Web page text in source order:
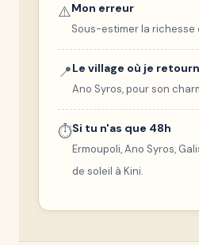
⚠️Mon erreur
Sous-estimer la richesse
📍Le village où je
Ano Syros, pour son
⏱️Si tu n'as que 48h
Ermoupoli, Ano Syros,
de soleil à Kini.